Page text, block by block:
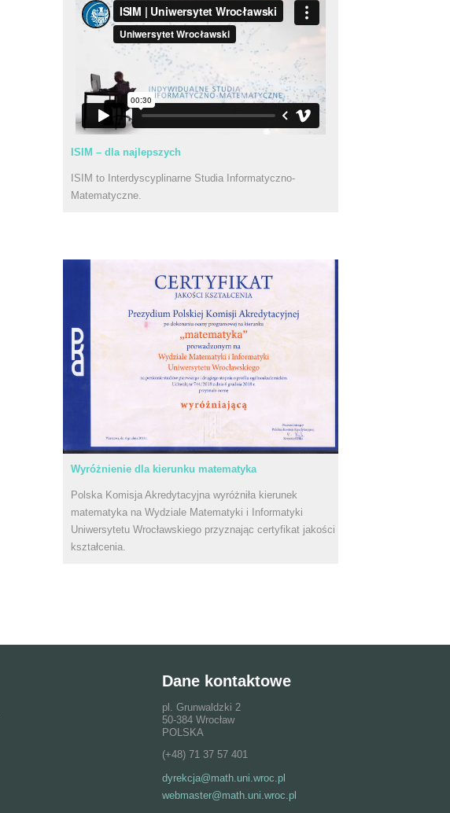
ISIM – dla najlepszych
ISIM to Interdyscyplinarne Studia Informatyczno-
Matematyczne.
Wyróżnienie dla kierunku matematyka
Polska Komisja Akredytacyjna wyróżniła kierunek
matematyka na Wydziale Matematyki i Informatyki
Uniwersytetu Wrocławskiego przyznając certyfikat jakości
kształcenia.
Dane kontaktowe
pl. Grunwaldzki 2
50-384 Wrocław
POLSKA
(+48) 71 37 57 401
dyrekcja@math.uni.wroc.pl
webmaster@math.uni.wroc.pl